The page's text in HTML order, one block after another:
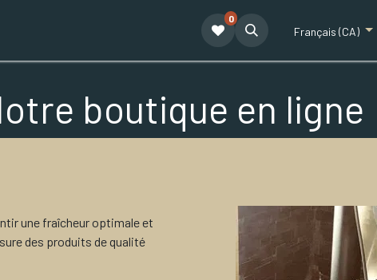
Notre équipe Partenariat Blogue
0
Français (CA)
boutique en ligne
une fraîcheur optimale et
des produits de qualité